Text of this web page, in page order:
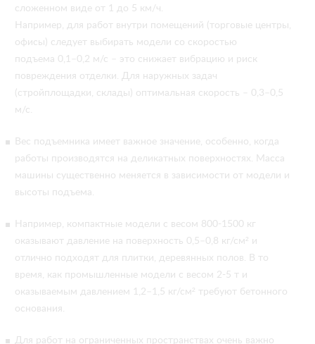
сложенном виде от 1 до 5 км/ч.
Например, для работ внутри помещений (торговые центры,
офисы) следует выбирать модели со скоростью
подъема 0,1–0,2 м/с – это снижает вибрацию и риск
повреждения отделки. Для наружных задач
(стройплощадки, склады) оптимальная скорость – 0,3–0,5
м/с.
Вес подъемника имеет важное значение, особенно, когда
работы производятся на деликатных поверхностях. Масса
машины существенно меняется в зависимости от модели и
высоты подъема.
Например, компактные модели с весом 800-1500 кг
оказывают давление на поверхность 0,5–0,8 кг/см² и
отлично подходят для плитки, деревянных полов. В то
время, как промышленные модели с весом 2-5 т и
оказываемым давлением 1,2–1,5 кг/см² требуют бетонного
основания.
Для работ на ограниченных пространствах очень важно